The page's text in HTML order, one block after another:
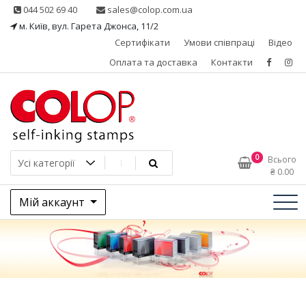
Skip 044 502 69 40
sales@colop.com.ua
м. Київ, вул. Гарета Джонса, 11/2
Сертифікати
Умови співпраці
Відео
Оплата та доставка
Контакти
КОЛОП – ексклюзивний
представник в Україні
одного з провідних
виробників штемпельної
продукції, австрійської
0
Всього
₴ 0.00
Мій аккаунт